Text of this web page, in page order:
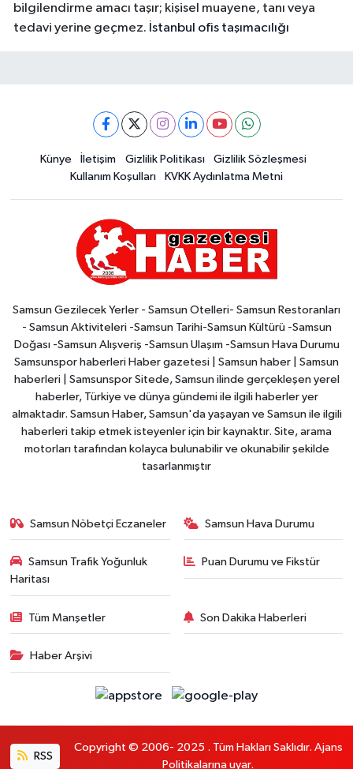
bilgilendirme amacı taşır; kişisel muayene, tanı veya
tedavi yerine geçmez. İstanbul ofis taşımacılığı
Künye İletişim Gizlilik Politikası
Gizlilik Sözleşmesi
Kullanım Koşulları
KVKK Aydınlatma Metni
Samsun Gezilecek Yerler - Samsun Otelleri- Samsun Restoranları
- Samsun Aktiviteleri -Samsun Tarihi-Samsun Kültürü -Samsun
Doğası -Samsun Alışveriş -Samsun Ulaşım -Samsun Hava Durumu
Samsunspor haberleri Haber gazetesi | Samsun haber | Samsun
haberleri | Samsunspor Sitede, Samsun ilinde gerçekleşen yerel
haberler, Türkiye ve dünya gündemi ile ilgili haberler yer
almaktadır. Samsun Haber, Samsun'da yaşayan ve Samsun ile ilgili
haberleri takip etmek isteyenler için bir kaynaktır. Site, arama
motorları tarafından kolayca bulunabilir ve okunabilir şekilde
tasarlanmıştır
Samsun Nöbetçi Eczaneler Samsun Hava Durumu
Samsun Trafik Yoğunluk
Haritası
Puan Durumu ve Fikstür
Tüm Manşetler Son Dakika Haberleri
Haber Arşivi
RSS
Copyright © 2006- 2025 . Tüm Hakları Saklıdır. Ajans
Politikalarına uyar.